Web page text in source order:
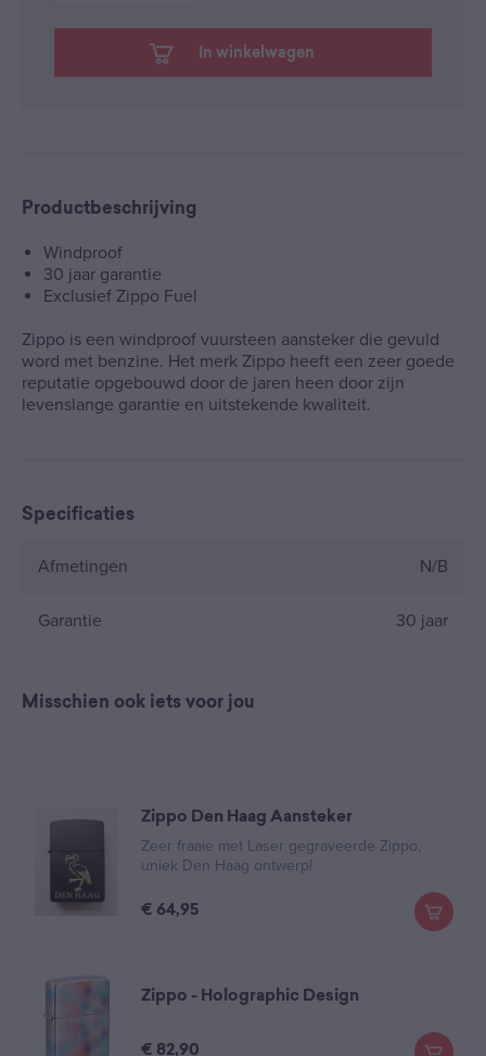
In winkelwagen
Productbeschrijving
Windproof
30 jaar garantie
Exclusief Zippo Fuel
Zippo is een windproof vuursteen aansteker die gevuld
word met benzine. Het merk Zippo heeft een zeer goede
reputatie opgebouwd door de jaren heen door zijn
levenslange garantie en uitstekende kwaliteit.
Specificaties
Afmetingen N/B
Garantie 30 jaar
Misschien ook iets voor jou
Zippo Den Haag Aansteker
Zeer fraaie met Laser gegraveerde Zippo,
uniek Den Haag ontwerp!
€ 64,95
Zippo - Holographic Design
€ 82,90